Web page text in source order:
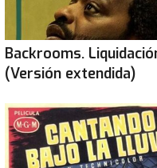
Backrooms.
(Versión extendida)